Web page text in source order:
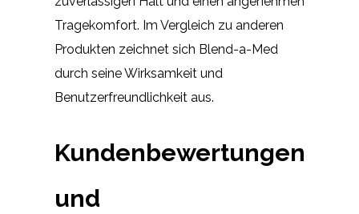
Tragekomfort. Im Vergleich zu anderen
Produkten zeichnet sich Blend-a-Med
durch seine Wirksamkeit und
Benutzerfreundlichkeit aus.
Kundenbewertungen
und